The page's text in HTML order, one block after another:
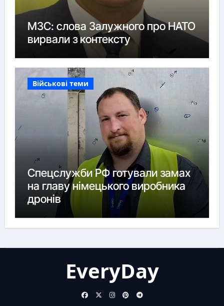
МЗС: слова Залужного про НАТО
вирвали з контексту
Військові теми
Спецслужби РФ готували замах
на главу німецького виробника
дронів
EveryDay